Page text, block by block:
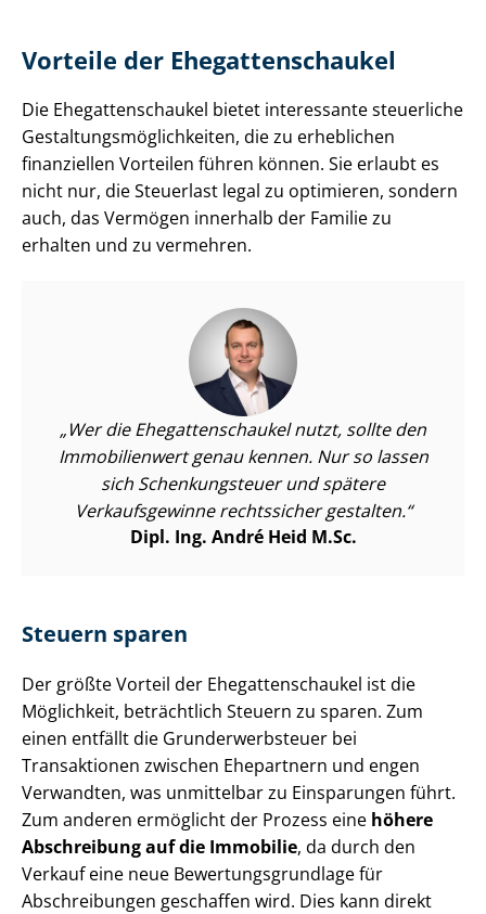
Vorteile der Ehe­gat­ten­schau­kel
Die Ehe­gat­ten­schau­kel bietet interessante steuerliche
Ge­stal­tungs­mög­lich­kei­ten, die zu erheblichen
finanziellen Vorteilen führen können. Sie erlaubt es
nicht nur, die Steuerlast legal zu optimieren, sondern
auch, das Vermögen innerhalb der Familie zu
erhalten und zu vermehren.
Wer die Ehe­gat­ten­schau­kel nutzt, sollte den
Immobilienwert genau kennen. Nur so lassen
sich Schenkungsteuer und spätere
Verkaufsgewinne rechtssicher gestalten.
Dipl. Ing. André Heid M.Sc.
Steuern sparen
Der größte Vorteil der Ehe­gat­ten­schau­kel ist die
Möglichkeit, beträchtlich Steuern zu sparen. Zum
einen entfällt die Grund­er­werb­steu­er bei
Transaktionen zwischen Ehepartnern und engen
Verwandten, was unmittelbar zu Einsparungen führt.
Zum anderen ermöglicht der Prozess eine höhere
Abschreibung auf die Immobilie, da durch den
Verkauf eine neue Be­wer­tungs­grund­la­ge für
Abschreibungen geschaffen wird. Dies kann direkt